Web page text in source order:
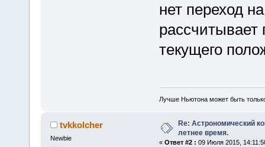
нет переход
рассчитывает
текущего
Лучше Ньютона может быть
tvkkolcher
Newbie
Re: Астрономический
летнее время.
« Ответ #2 : 09 Июля 2015,